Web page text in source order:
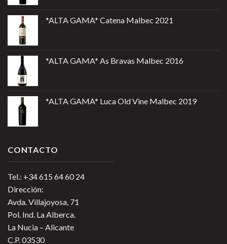
*ALTA GAMA* Catena Malbec 2021
*ALTA GAMA* As Bravas Malbec 2016
*ALTA GAMA* Luca Old Vine Malbec 2019
CONTACTO
Tel.: +34 615 64 60 24
Dirección:
Avda. Villajoyosa, 71
Pol. Ind. La Alberca.
La Nucia – Alicante
C.P. 03530